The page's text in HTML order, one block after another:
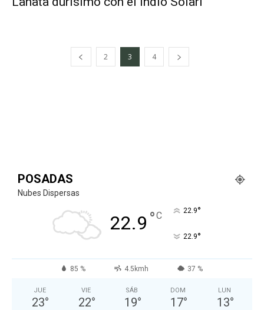
2 3 4
POSADAS
Nubes Dispersas
22.9 °C 22.9°
22.9°
85 % 4.5kmh 37 %
JUE
23°
VIE
22°
SÁB
19°
DOM
17°
LUN
13°